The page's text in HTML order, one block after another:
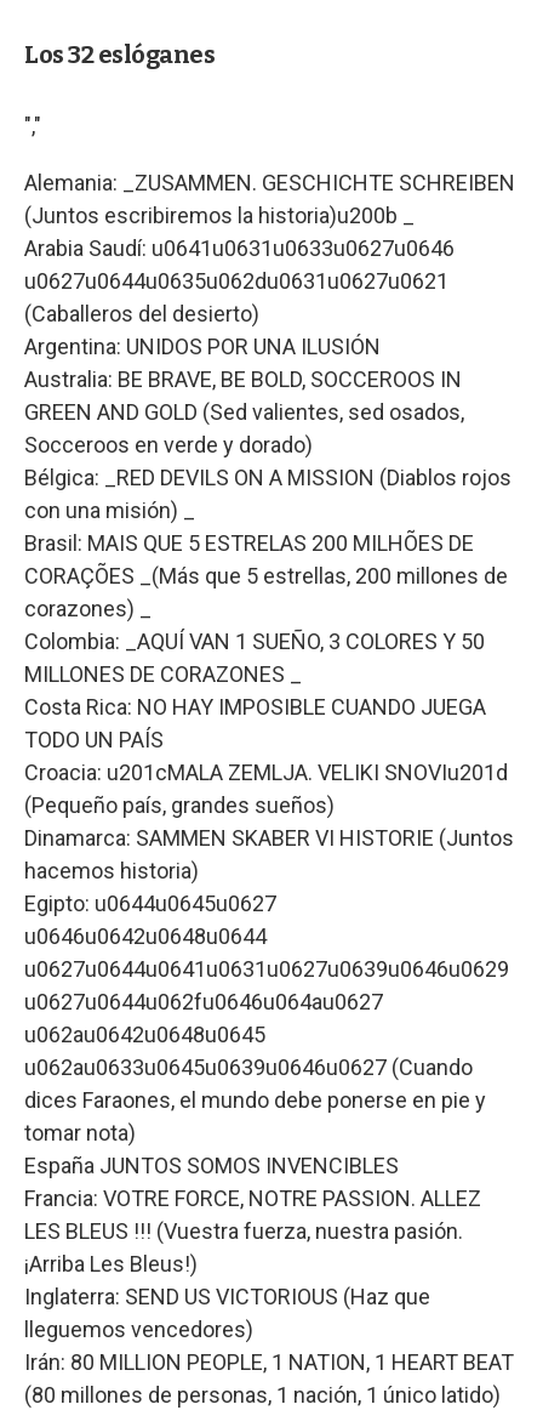
Los 32 eslóganes
","
Alemania: _ZUSAMMEN. GESCHICHTE SCHREIBEN
(Juntos escribiremos la historia)u200b _
Arabia Saudí: u0641u0631u0633u0627u0646
u0627u0644u0635u062du0631u0627u0621
(Caballeros del desierto)
Argentina: UNIDOS POR UNA ILUSIÓN
Australia: BE BRAVE, BE BOLD, SOCCEROOS IN
GREEN AND GOLD (Sed valientes, sed osados,
Socceroos en verde y dorado)
Bélgica: _RED DEVILS ON A MISSION (Diablos rojos
con una misión) _
Brasil: MAIS QUE 5 ESTRELAS 200 MILHÕES DE
CORAÇÕES _(Más que 5 estrellas, 200 millones de
corazones) _
Colombia: _AQUÍ VAN 1 SUEÑO, 3 COLORES Y 50
MILLONES DE CORAZONES _
Costa Rica: NO HAY IMPOSIBLE CUANDO JUEGA
TODO UN PAÍS
Croacia: u201cMALA ZEMLJA. VELIKI SNOVIu201d
(Pequeño país, grandes sueños)
Dinamarca: SAMMEN SKABER VI HISTORIE (Juntos
hacemos historia)
Egipto: u0644u0645u0627
u0646u0642u0648u0644
u0627u0644u0641u0631u0627u0639u0646u0629
u0627u0644u062fu0646u064au0627
u062au0642u0648u0645
u062au0633u0645u0639u0646u0627 (Cuando
dices Faraones, el mundo debe ponerse en pie y
tomar nota)
España JUNTOS SOMOS INVENCIBLES
Francia: VOTRE FORCE, NOTRE PASSION. ALLEZ
LES BLEUS !!! (Vuestra fuerza, nuestra pasión.
¡Arriba Les Bleus!)
Inglaterra: SEND US VICTORIOUS (Haz que
lleguemos vencedores)
Irán: 80 MILLION PEOPLE, 1 NATION, 1 HEART BEAT
(80 millones de personas, 1 nación, 1 único latido)